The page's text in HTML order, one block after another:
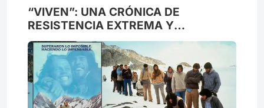
“VIVEN”: UNA CRÓNICA DE
RESISTENCIA EXTREMA Y
HUMANIDAD DESNUDA